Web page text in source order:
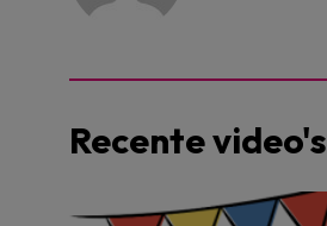
Recente video's